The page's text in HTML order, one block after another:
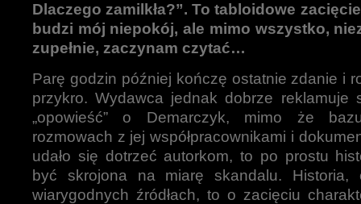
Dlaczego zamilkła?”. To tabloidowe
budzi mój niepokój, ale mimo wszystko,
zupełnie, zaczynam czytać…
Parę godzin później kończę ostatnie zdanie i
przykro. Wydawca jednak dobrze reklamuje
„opowieść” o Demarczyk, mimo że
rozmowach z jej współpracownikami i
udało się dotrzeć autorkom, to po prostu
być skrojona na miarę skandalu. Historia,
wiarygodnych źródłach, to o zacięciu